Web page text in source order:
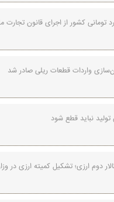
تومانی کشور از اجرای قانون تجارت
واردات قطعات ریلی صادر شد
نباید قطع شود
تالار دوم ارزی؛ تشکیل کمیته ارزی در